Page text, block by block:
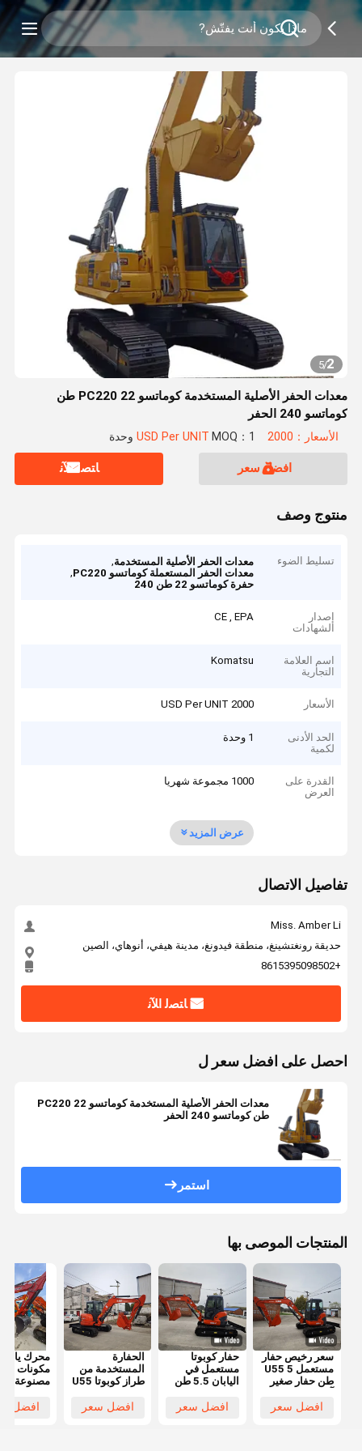
2
/
5
معدات الحفر الأصلية المستخدمة كوماتسو PC220 22 طن
كوماتسو 240 الحفر
الأسعار：2000 USD Per UNIT MOQ：1 وحدة
افضل سعر ﺎﺘﺼﻟ ﺍﻶﻧ
منتوج وصف
تسليط الضوء معدات الحفر الأصلية المستخدمة,
معدات الحفر المستعملة كوماتسو PC220
,
حفرة كوماتسو 22 طن 240
إصدار
الشهادات
CE , EPA
اسم العلامة
التجارية
Komatsu
الأسعار 2000 USD Per UNIT
الحد الأدنى
لكمية
1 وحدة
القدرة على
العرض
1000 مجموعة شهريا
عرض المزيد
تفاصيل الاتصال
Miss. Amber Li
حديقة رونغتشينغ، منطقة فيدونغ، مدينة هيفي، أنوهاي، الصين
+8615395098502
ﺎﺘﺼﻟ ﺍﻶﻧ
احصل على افضل سعر ل
معدات الحفر الأصلية المستخدمة كوماتسو PC220 22
طن كوماتسو 240 الحفر
استمر
المنتجات الموصى بها
سعر رخيص حفار
مستعمل U55 5
طن حفار صغير
جديدة للبيع
افضل سعر
حفار كوبوتا
مستعمل في
اليابان 5.5 طن
كوبوتا U55 حفار
صغير مستعمل
افضل سعر
الحفارة
المستخدمة من
طراز كوبوتا U55
حفر كوبوتا U55
افضل سعر
محرك
مكونات
مصنوعة
عالية حفارة
افضل